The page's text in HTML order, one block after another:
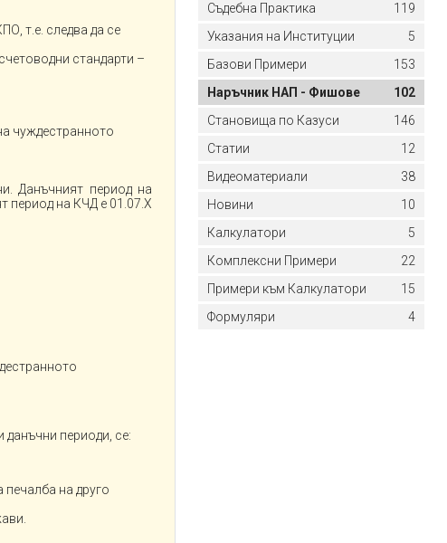
т.e. следва да се
стандарти –
чуждестранното
Данъчният период на
период на КЧД е 01.07.Х
данъчни периоди, се:
на друго
Съдебна Практика
119
Указания на Институции
5
Базови Примери
153
Наръчник НАП - Фишове
102
Становища по Казуси
146
Статии
12
Видеоматериали
38
Новини
10
Калкулатори
5
Комплексни Примери
22
Примери към Калкулатори
15
Формуляри
4